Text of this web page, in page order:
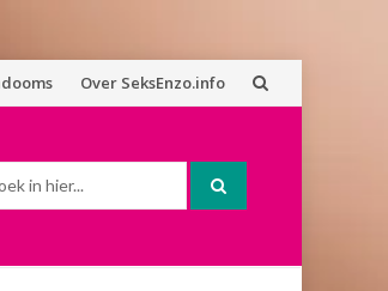
Over SeksEnzo.info